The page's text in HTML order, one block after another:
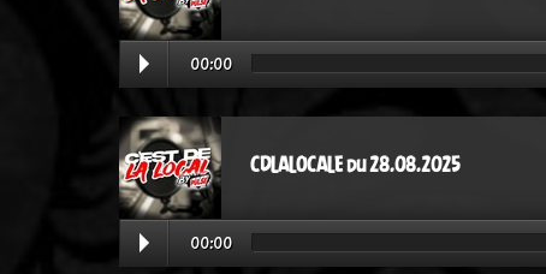
00:00
CDLALOCALE du 28.08.2025
00:00